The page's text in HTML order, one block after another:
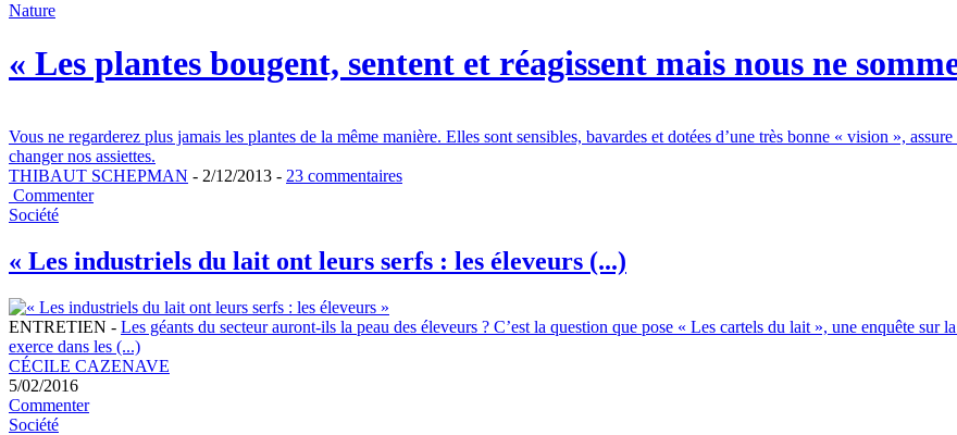
Nature
« Les plantes bougent, sentent et réagissent mais nous ne
Vous ne regarderez plus jamais les plantes de la même manière. Elles sont sensibles, bavardes et dotées d’une très bonne « vision »,
changer nos assiettes.
THIBAUT SCHEPMAN - 2/12/2013 - 23 commentaires
Commenter
Société
« Les industriels du lait ont leurs serfs : les éleveurs (...)
ENTRETIEN - Les géants du secteur auront-ils la peau des éleveurs ? C’est la question que pose « Les cartels du lait », une enquête
exerce dans les (...)
CÉCILE CAZENAVE
5/02/2016
Commenter
Société